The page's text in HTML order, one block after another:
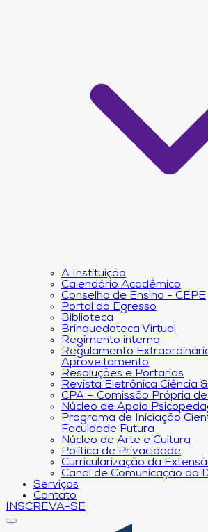
A Instituição
Calendário Acadêmico
Conselho de Ensino - CEPE
Portal do Egresso
Biblioteca
Brinquedoteca Virtual
Regimento interno
Regulamento
Aproveitamento
Resoluções e Portarias
Revista Eletrônica Ciência
CPA – Comissão Própria
Núcleo de Apoio
Programa de Iniciação
Faculdade Futura
Núcleo de Arte e Cultura
Política de Privacidade
Curricularização da
Canal de Comunicação do
Serviços
Contato
INSCREVA-SE